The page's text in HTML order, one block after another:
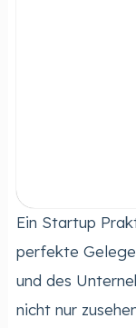
Ein Startup
perfekte
und des
nicht nur